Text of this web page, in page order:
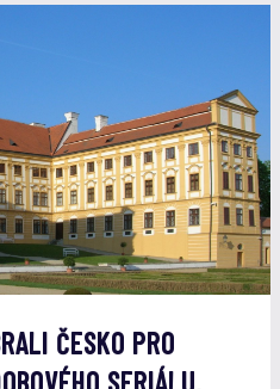
ČESKO PRO